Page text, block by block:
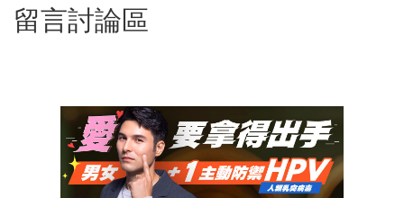
留言討論區